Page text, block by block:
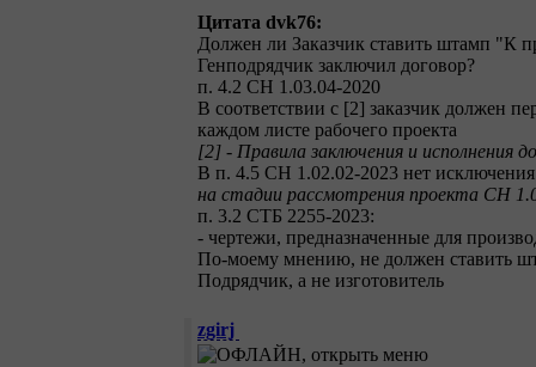
Цитата dvk76:
Должен ли Заказчик ставить штамп "К
Генподрядчик заключил договор?
п. 4.2 СН 1.03.04-2020
В соответствии с [2] заказчик должен
каждом листе рабочего проекта
[2] - Правила заключения и исполнения
В п. 4.5 СН 1.02.02-2023 нет
на стадии рассмотрения проекта СН
п. 3.2 СТБ 2255-2023:
- чертежи, предназначенные для
По-моему мнению, не должен ставить
Подрядчик, а не изготовитель
zgirj